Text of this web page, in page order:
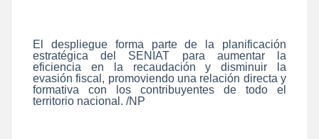
El despliegue forma parte de la planificación
estratégica del SENIAT para aumentar la
eficiencia en la recaudación y disminuir la
evasión fiscal, promoviendo una relación directa y
formativa con los contribuyentes de todo el
territorio nacional. /NP